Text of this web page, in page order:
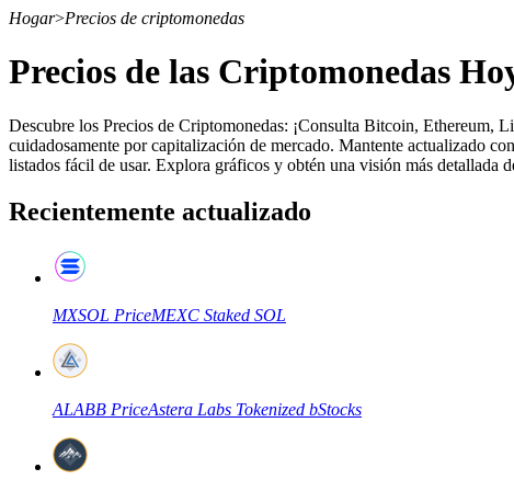
Futuros que utilizan USDT como garantía
Hogar>Precios de criptomonedas
Precios de las Criptomonedas
Descubre los Precios de Criptomonedas: ¡Consulta Bitcoin, Ethereum,
cuidadosamente por capitalización de mercado. Mantente actualizado
listados fácil de usar. Explora gráficos y obtén una visión más detallada
Recientemente actualizado
MXSOL PriceMEXC Staked SOL
ALABB PriceAstera Labs Tokenized bStocks